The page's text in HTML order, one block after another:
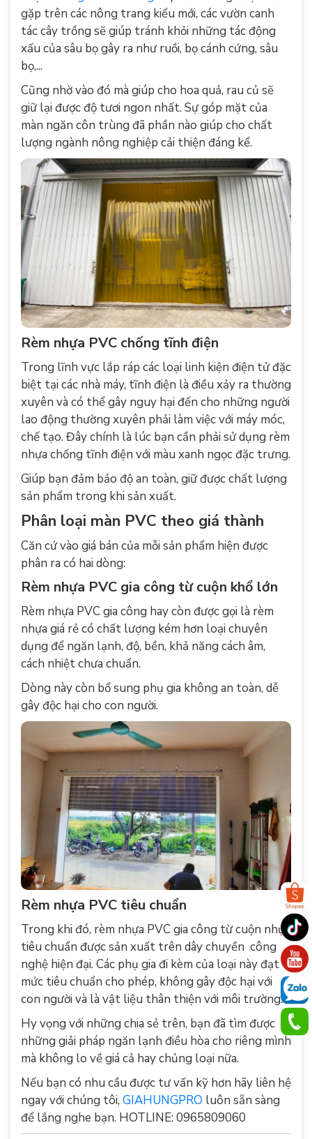
gặp trên các nông trang kiểu mới, các vườn canh
tác cây trồng sẽ giúp tránh khỏi những tác động
xấu của sâu bọ gây ra như ruồi, bọ cánh cứng, sâu
bọ,...
Cũng nhờ vào đó mà giúp cho hoa quả, rau củ sẽ
giữ lại được độ tươi ngon nhất. Sự góp mặt của
màn ngăn côn trùng đã phần nào giúp cho chất
lượng ngành nông nghiệp cải thiện đáng kể.
Rèm nhựa PVC chống tĩnh điện
Trong lĩnh vực lắp ráp các loại linh kiện điện tử đặc
biệt tại các nhà máy, tĩnh điện là điều xảy ra thường
xuyên và có thể gây nguy hại đến cho những người
lao động thường xuyên phải làm việc với máy móc,
chế tạo. Đây chính là lúc bạn cần phải sử dụng rèm
nhựa chống tĩnh điện với màu xanh ngọc đặc trưng.
Giúp bạn đảm bảo độ an toàn, giữ được chất lượng
sản phẩm trong khi sản xuất.
Phân loại màn PVC theo giá thành
Căn cứ vào giá bán của mỗi sản phẩm hiện được
phân ra có hai dòng:
Rèm nhựa PVC gia công từ cuộn khổ lớn
Rèm nhựa PVC gia công hay còn được gọi là rèm
nhựa giá rẻ có chất lượng kém hơn loại chuyên
dụng để ngăn lạnh, độ, bền, khả năng cách âm,
cách nhiệt chưa chuẩn.
Dòng này còn bổ sung phụ gia không an toàn, dễ
gây độc hại cho con người.
Rèm nhựa PVC tiêu chuẩn
Trong khi đó, rèm nhựa PVC gia công từ cuộn nhựa
tiêu chuẩn được sản xuất trên dây chuyền công
nghệ hiện đại. Các phụ gia đi kèm của loại này đạt
mức tiêu chuẩn cho phép, không gây độc hại với
con người và là vật liệu thân thiện với môi trường.
Hy vọng với những chia sẻ trên, bạn đã tìm được
những giải pháp ngăn lạnh điều hòa cho riêng mình
mà không lo về giá cả hay chủng loại nữa.
Nếu bạn có nhu cầu được tư vấn kỹ hơn hãy liên hệ
ngay với chúng tôi, GIAHUNGPRO luôn sẵn sàng
để lắng nghe bạn. HOTLINE: 0965809060